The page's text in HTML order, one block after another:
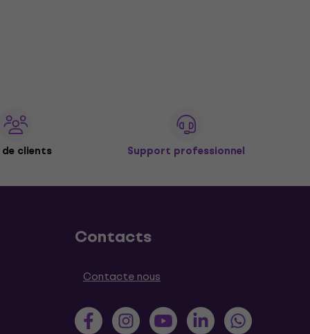
de clients Support professionnel
Contacts
Contacte nous